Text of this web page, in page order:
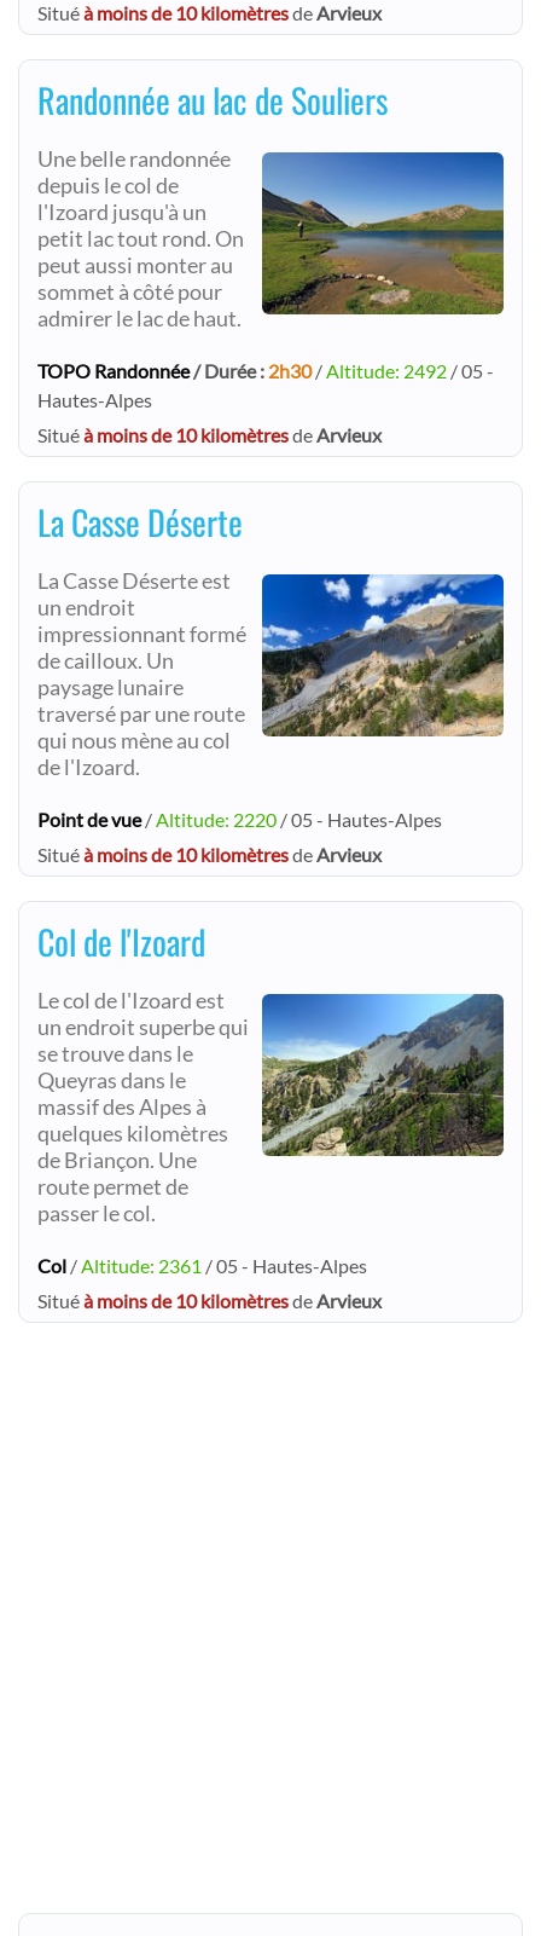
Situéà moins de 10 kilomètresdeArvieux
Randonnée au lac de Souliers
Une belle randonnée
depuis le col de
l'Izoard jusqu'à un
petit lac tout rond. On
peut aussi monter au
sommet à côté pour
admirer le lac de haut.
TOPO Randonnée/ Durée : 2h30/Altitude: 2492 / 05 -
Hautes-Alpes
Situéà moins de 10 kilomètresdeArvieux
La Casse Déserte
La Casse Déserte est
un endroit
impressionnant formé
de cailloux. Un
paysage lunaire
traversé par une route
qui nous mène au col
de l'Izoard.
Point de vue/Altitude: 2220 / 05 - Hautes-Alpes
Situéà moins de 10 kilomètresdeArvieux
Col de l'Izoard
Le col de l'Izoard est
un endroit superbe qui
se trouve dans le
Queyras dans le
massif des Alpes à
quelques kilomètres
de Briançon. Une
route permet de
passer le col.
Col /Altitude: 2361 / 05 - Hautes-Alpes
Situéà moins de 10 kilomètresdeArvieux